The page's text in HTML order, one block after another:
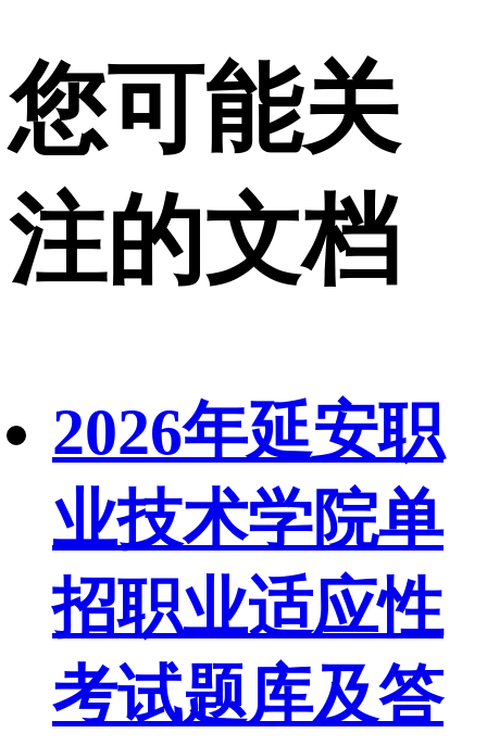
您可能关
注的文档
2026年延安职
业技术学院单
招职业适应性
考试题库及答